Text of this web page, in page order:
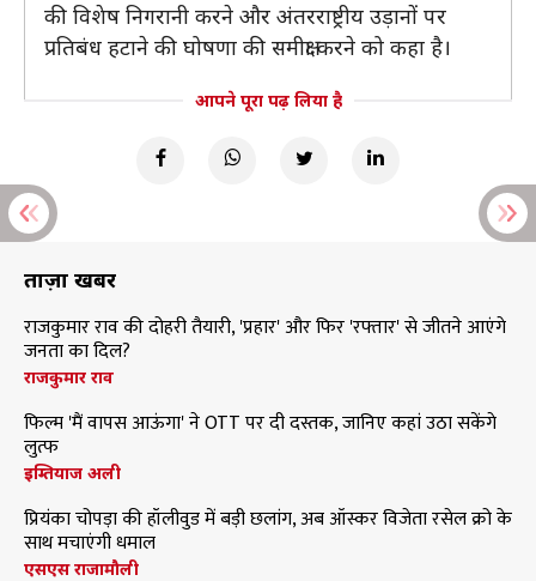
की विशेष निगरानी करने और अंतरराष्ट्रीय उड़ानों पर
प्रतिबंध हटाने की घोषणा की समीक्षा करने को कहा है।
आपने पूरा पढ़ लिया है
ताज़ा खबरें
राजकुमार राव की दोहरी तैयारी, 'प्रहार' और फिर 'रफ्तार' से जीतने आएंगे
जनता का दिल?
राजकुमार राव
फिल्म 'मैं वापस आऊंगा' ने OTT पर दी दस्तक, जानिए कहां उठा सकेंगे
लुत्फ
इम्तियाज अली
प्रियंका चोपड़ा की हॉलीवुड में बड़ी छलांग, अब ऑस्कर विजेता रसेल क्रो के
साथ मचाएंगी धमाल
एसएस राजामौली